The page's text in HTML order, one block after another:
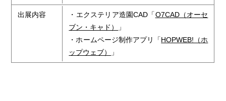
出展内容 ・エクステリア造園CAD「O7CAD（オーセ
ブン・キャド）
」
・ホームページ制作アプリ「HOPWEB!（ホ
ップウェブ）
」